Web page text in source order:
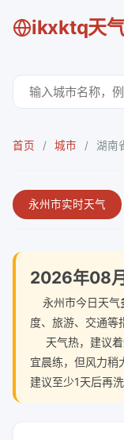
ikxktq天
首页 / 城市 / 湖南
永州市实时天气
2026年08
永州市今日天气
度、旅游、交通等
天气热，建议着
宜晨练，但风力稍
建议至少1天后再洗